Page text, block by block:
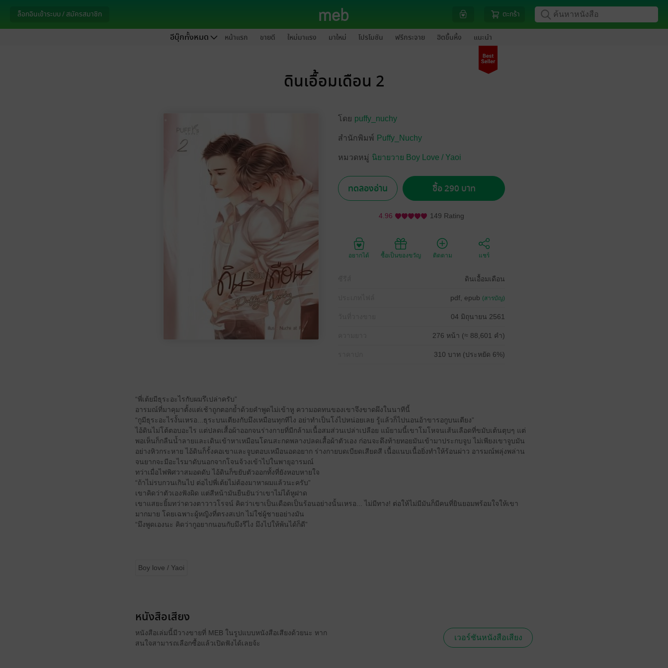
ล็อกอินเข้าระบบ / สมัครสมาชิก ตะกร้า
อีบุ๊กทั้งหมด หน้าแรก ขายดี ใหม่มาแรง มาใหม่ โปรโมชัน ฟรีกระจาย ฮิตขึ้นหิ้ง แนะนำ
ดินเอื้อมเดือน 2
โดย puffy_nuchy
สำนักพิมพ์ Puffy_Nuchy
หมวดหมู่ นิยายวาย Boy Love / Yaoi
ทดลองอ่าน ซื้อ 290 บาท
4.96 149 Rating
อยากได้ ซื้อเป็นของขวัญ ติดตาม แชร์
ดินเอื้อมเดือน
pdf, epub (สารบัญ)
04 มิถุนายน 2561
276 หน้า (≈ 88,601 คำ)
310 บาท (ประหยัด 6%)
“พี่เต้ยมีธุระอะไรกับผมรึเปล่าครับ”
อารมณ์ที่มาคุมาตั้งแต่เช้าถูกตอกย้ำด้วยคำพูดไม่เข้าหู ความอดทนของเขาจึงขาดผึงในนาทีนี้
“กูมีธุระอะไรงั้นเหรอ...ธุระบนเตียงกับมึงเหมือนทุกทีไง อย่าทำเป็นโง่ไปหน่อยเลย รู้แล้วก็ไปนอนอ้าขารอกูบนเตียง”
ไอ้ดินไม่โต้ตอบอะไร แต่ปลดเสื้อผ้าออกจนร่างกายที่มีกล้ามเนื้อสมส่วนเปล่าเปลือย แม้ยามนี้เขาโมโหจนเส้นเลือดที่ขมับเต้นตุบๆ แต่
พอเห็นก็กลืนน้ำลายและเดินเข้าหาเหมือนโดนสะกดพลางปลดเสื้อผ้าตัวเอง ก่อนจะดึงท้ายทอยมันเข้ามาประกบจูบ ไม่เพียงเขาจูบมัน
อย่างหิวกระหาย ไอ้ดินก็รั้งคอเขาและจูบตอบเหมือนอดอยาก ร่างกายบดเบียดเสียดสี เนื้อแนบเนื้อยิ่งทำให้ร้อนผ่าว อารมณ์พลุ่งพล่าน
จนยากจะมีอะไรมาดับนอกจากโจนจ้วงเข้าไปในพายุอารมณ์
ทว่าเมื่อไฟพิศวาสมอดดับ ไอ้ดินก็ขยับตัวออกทั้งที่ยังหอบหายใจ
“ถ้าไม่รบกวนเกินไป ต่อไปพี่เต้ยไม่ต้องมาหาผมแล้วนะครับ”
เขาคิดว่าตัวเองฟังผิด แต่สีหน้ามันยืนยันว่าเขาไม่ได้หูฝาด
เขาแสยะยิ้มทว่าดวงตาวาวโรจน์ คิดว่าเขาเป็นเดือดเป็นร้อนอย่างนั้นเหรอ... ไม่มีทาง! ต่อให้ไม่มีมันก็มีคนที่ยินยอมพร้อมใจให้เขา
มากมาย โดยเฉพาะผู้หญิงที่ตรงสเปก ไม่ใช่ผู้ชายอย่างมัน
“มึงพูดเองนะ คิดว่ากูอยากนอนกับมึงรึไง มึงไปให้พ้นได้ก็ดี”
Boy love / Yaoi
หนังสือเสียง
หนังสือเล่มนี้มีวางขายที่ MEB ในรูปแบบหนังสือเสียงด้วยนะ หาก
สนใจสามารถเลือกซื้อแล้วเปิดฟังได้เลยจ้ะ
เวอร์ชันหนังสือเสียง